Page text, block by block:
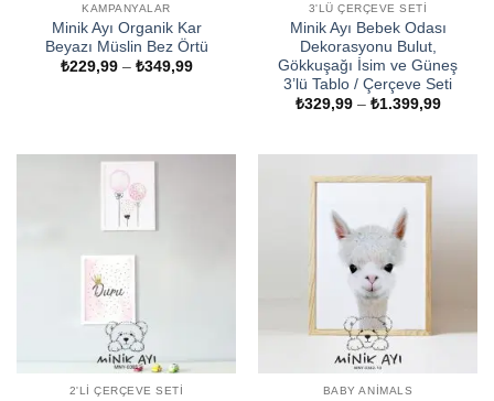
KAMPANYALAR
Minik Ayı Organik Kar
Beyazı Müslin Bez Örtü
₺229,99 – ₺349,99Fiyat
3'LÜ ÇERÇEVE SETI
Minik Ayı Bebek Odası
Dekorasyonu Bulut,
Gökkuşağı İsim ve Güneş
3’lü Tablo / Çerçeve Seti
₺329,99 – ₺1.399,99Fiyat
2'LI ÇERÇEVE SETI BABY ANIMALS